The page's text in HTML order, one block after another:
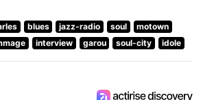
blues jazz-radio soul
motown
interview garou soul-city idole